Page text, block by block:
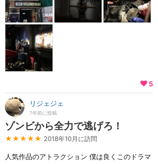
5
リジェジェ
7年前に投稿
ゾンビから全力で逃げろ！
★★★★★ 2018年10月に訪問
人気作品のアトラクション 僕は良くこのドラマ